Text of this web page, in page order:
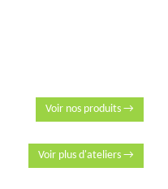
Voir nos produits →
Voir plus d'ateliers →